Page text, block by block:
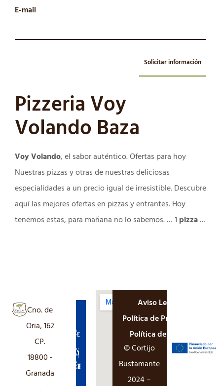
E-mail
Solicitar información
Pizzeria Voy
Volando Baza
Voy Volando, el sabor auténtico. Ofertas para hoy
Nuestras pizzas y otras de nuestras deliciosas
especialidades a un precio igual de irresistible. Descubre
aquí las mejores ofertas en pizzas y entrantes. Hoy
tenemos estas, para mañana no lo sabemos. … 1 pizza…
Cno. de
Oria, 162
CP.
18800 -
Granada
Aviso Legal
Política de Privacidad
Política de Cookies
© Cortijo
Bustamante
2024 –